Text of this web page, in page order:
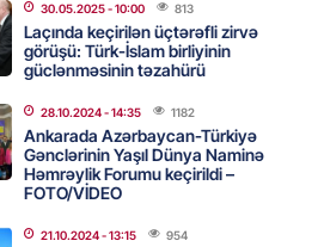
İran millisindən İMTİNA
ölkəni seçdilər
- 14:45 144
sabah 39 dərəcə isti
30.05.2025- 10:00 813
Laçında keçirilən üçtərəfli zirvə
görüşü: Türk-İslam birliyinin
güclənməsinin təzahürü
28.10.2024- 14:35 1182
Ankarada Azərbaycan-Türkiyə
Gənclərinin Yaşıl Dünya Naminə
Həmrəylik Forumu keçirildi –
FOTO/VİDEO
21.10.2024- 13:15 954